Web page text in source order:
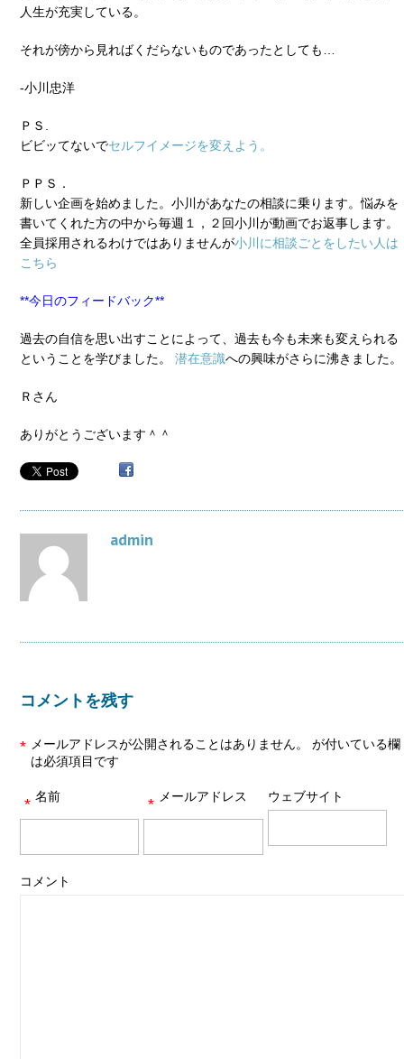
人生が充実している。
それが傍から見ればくだらないものであったとしても…
-小川忠洋
ＰＳ.
ビビッてないでセルフイメージを変えよう。
ＰＰＳ．
新しい企画を始めました。小川があなたの相談に乗ります。悩みを
書いてくれた方の中から毎週１，２回小川が動画でお返事します。
全員採用されるわけではありませんが小川に相談ごとをしたい人は
こちら
**今日のフィードバック**
過去の自信を思い出すことによって、過去も今も未来も変えられる
ということを学びました。 潜在意識への興味がさらに沸きました。
Ｒさん
ありがとうございます＾＾
admin
コメントを残す
メールアドレスが公開されることはありません。
*
が付いている欄
は必須項目です
名前
* メールアドレス
* ウェブサイト
コメント